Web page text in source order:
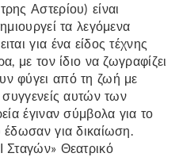
Αστερίου) είναι
τα λεγόμενα
για ένα είδος τέχνης
με τον ίδιο να ζωγραφίζει
φύγει από τη ζωή με
αυτών των
έγιναν σύμβολα για το
για δικαίωση.
Θεατρικό